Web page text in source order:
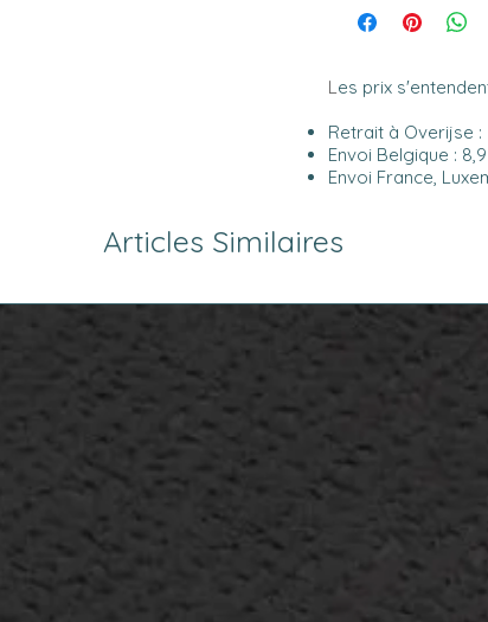
Les prix
Retrait à Overijse :
Envoi Belgique :
Envoi France,
Articles Similaires